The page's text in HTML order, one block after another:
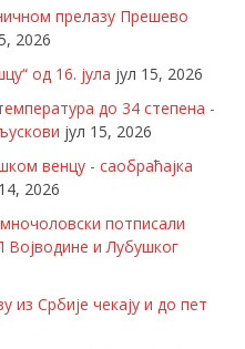
прелазу Прешево
2026
од 16. јула јул 15, 2026
до 34 степена -
јул 15, 2026
венцу - саобраћајка
2026
потписали
и Лубушког
из Србије чекају и до пет